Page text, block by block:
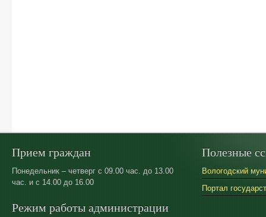
Прием граждан
Понедельник – четверг с 09.00 час. до 13.00
час. и с 14.00 до 16.00
Режим работы администрации
Полезные
Вологодский
Портал